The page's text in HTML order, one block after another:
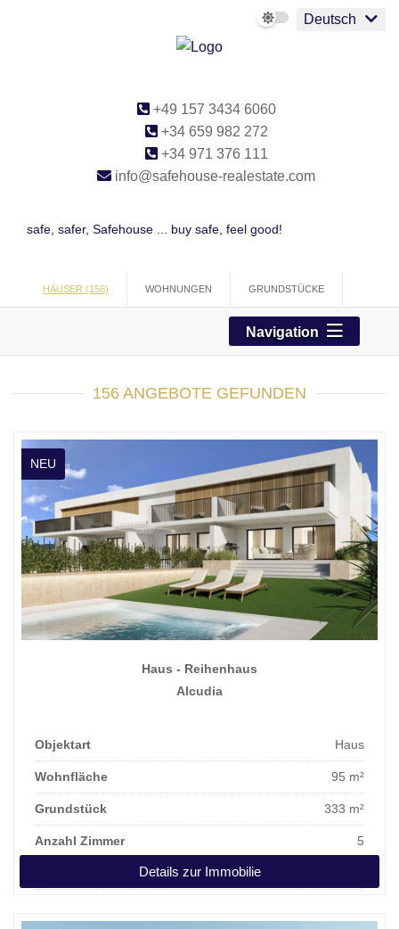
Deutsch
+49 157 3434 6060
+34 659 982 272
+34 971 376 111
info@safehouse-realestate.com
safe, safer, Safehouse ... buy safe, feel good!
HÄUSER (156) WOHNUNGEN GRUNDSTÜCKE
Navigation
156 ANGEBOTE GEFUNDEN
NEU
Haus - Reihenhaus
Alcudia
Objektart Haus
Wohnfläche 95 m²
Grundstück 333 m²
Anzahl Zimmer 5
Details zur Immobilie